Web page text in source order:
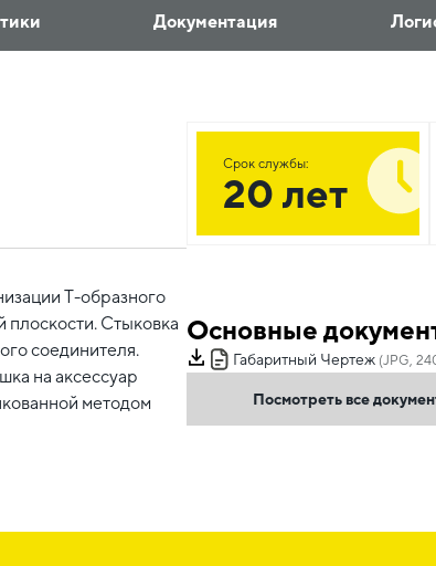
Документация
Т-образного
плоскости. Стыковка
соединителя.
на аксессуар
методом
Срок службы:
20 лет
Основные
Габаритный Чертеж (JPG,
Посмотреть все